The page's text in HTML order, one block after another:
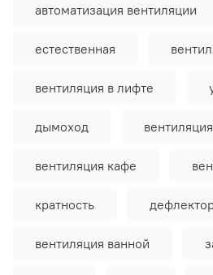
автоматизация вентиляции
естественная
вентиляция в лифте
дымоход
вентиляция кафе
кратность
вентиляция ванной